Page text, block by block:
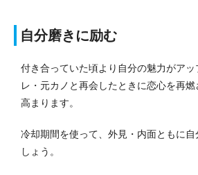
自分磨きに励む
付き合っていた頃より自分の魅力がアッ
レ・元カノと再会したときに恋心を再
高まります。
冷却期間を使って、外見・内面ともに自
しょう 。